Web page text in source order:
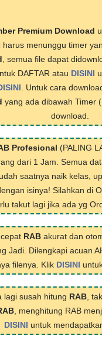
Premium Download
menunggu timer
, semua file dapat
DAFTAR atau DISINI
. Untuk cara
yang ada dibawah Timer
download.
Profesional (PALING
dari 1 Jam. Semua
saatnya naik kelas,
isinya! Silahkan di
takut lagi jika ada yg
RAB akurat dan
Jadi. Dilengkapi acuan
filenya. Klik DISINI
lagi susah hitung RAB,
, menghitung RAB
DISINI untuk